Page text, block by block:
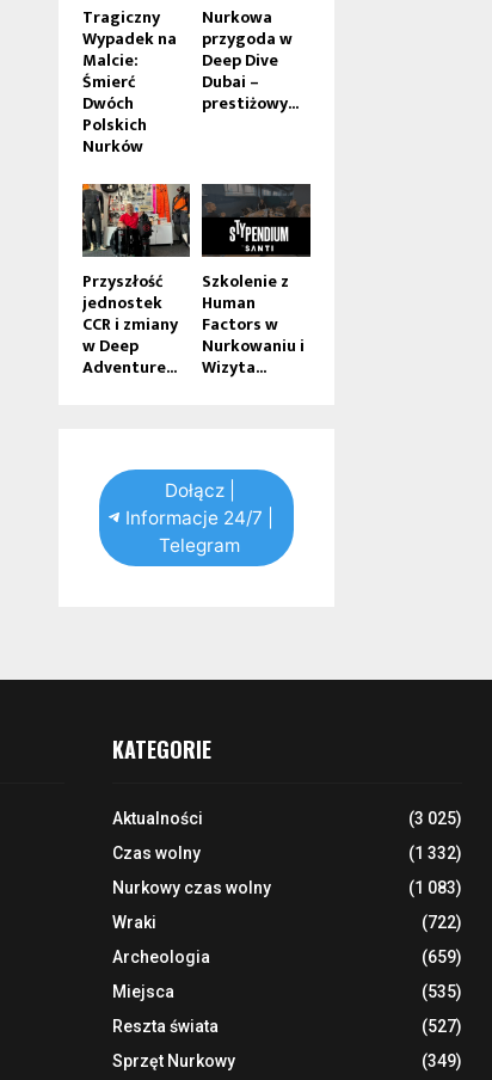
Tragiczny
Wypadek na
Malcie:
Śmierć
Dwóch
Polskich
Nurków
Nurkowa
przygoda w
Deep Dive
Dubai –
prestiżowy...
Przyszłość
jednostek
CCR i zmiany
w Deep
Adventure...
Szkolenie z
Human
Factors w
Nurkowaniu i
Wizyta...
Dołącz |
Informacje 24/7 |
Telegram
KATEGORIE
Aktualności
(3 025)
Czas wolny
(1 332)
Nurkowy czas wolny
(1 083)
Wraki
(722)
Archeologia
(659)
Miejsca
(535)
Reszta świata
(527)
Sprzęt Nurkowy
(349)